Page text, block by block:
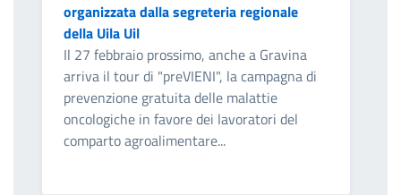
organizzata dalla segreteria regionale
della Uila Uil
Il 27 febbraio prossimo, anche a Gravina
arriva il tour di "preVIENI", la campagna di
prevenzione gratuita delle malattie
oncologiche in favore dei lavoratori del
comparto agroalimentare...